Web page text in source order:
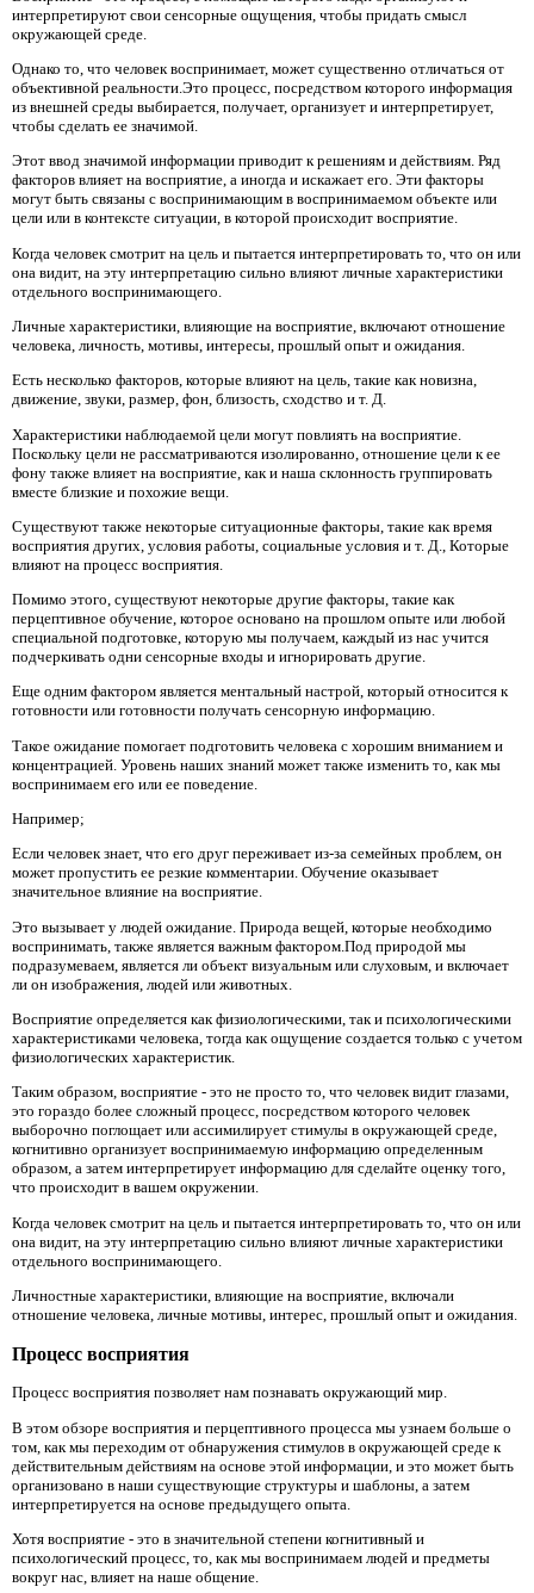
интерпретируют свои сенсорные ощущения, чтобы придать смысл
окружающей среде.
Однако то, что человек воспринимает, может существенно отличаться от
объективной реальности.Это процесс, посредством которого информация
из внешней среды выбирается, получает, организует и интерпретирует,
чтобы сделать ее значимой.
Этот ввод значимой информации приводит к решениям и действиям. Ряд
факторов влияет на восприятие, а иногда и искажает его. Эти факторы
могут быть связаны с воспринимающим в воспринимаемом объекте или
цели или в контексте ситуации, в которой происходит восприятие.
Когда человек смотрит на цель и пытается интерпретировать то, что он или
она видит, на эту интерпретацию сильно влияют личные характеристики
отдельного воспринимающего.
Личные характеристики, влияющие на восприятие, включают отношение
человека, личность, мотивы, интересы, прошлый опыт и ожидания.
Есть несколько факторов, которые влияют на цель, такие как новизна,
движение, звуки, размер, фон, близость, сходство и т. Д.
Характеристики наблюдаемой цели могут повлиять на восприятие.
Поскольку цели не рассматриваются изолированно, отношение цели к ее
фону также влияет на восприятие, как и наша склонность группировать
вместе близкие и похожие вещи.
Существуют также некоторые ситуационные факторы, такие как время
восприятия других, условия работы, социальные условия и т. Д., Которые
влияют на процесс восприятия.
Помимо этого, существуют некоторые другие факторы, такие как
перцептивное обучение, которое основано на прошлом опыте или любой
специальной подготовке, которую мы получаем, каждый из нас учится
подчеркивать одни сенсорные входы и игнорировать другие.
Еще одним фактором является ментальный настрой, который относится к
готовности или готовности получать сенсорную информацию.
Такое ожидание помогает подготовить человека с хорошим вниманием и
концентрацией. Уровень наших знаний может также изменить то, как мы
воспринимаем его или ее поведение.
Например;
Если человек знает, что его друг переживает из-за семейных проблем, он
может пропустить ее резкие комментарии. Обучение оказывает
значительное влияние на восприятие.
Это вызывает у людей ожидание. Природа вещей, которые необходимо
воспринимать, также является важным фактором.Под природой мы
подразумеваем, является ли объект визуальным или слуховым, и включает
ли он изображения, людей или животных.
Восприятие определяется как физиологическими, так и психологическими
характеристиками человека, тогда как ощущение создается только с учетом
физиологических характеристик.
Таким образом, восприятие - это не просто то, что человек видит глазами,
это гораздо более сложный процесс, посредством которого человек
выборочно поглощает или ассимилирует стимулы в окружающей среде,
когнитивно организует воспринимаемую информацию определенным
образом, а затем интерпретирует информацию для сделайте оценку того,
что происходит в вашем окружении.
Когда человек смотрит на цель и пытается интерпретировать то, что он или
она видит, на эту интерпретацию сильно влияют личные характеристики
отдельного воспринимающего.
Личностные характеристики, влияющие на восприятие, включали
отношение человека, личные мотивы, интерес, прошлый опыт и ожидания.
Процесс восприятия
Процесс восприятия позволяет нам познавать окружающий мир.
В этом обзоре восприятия и перцептивного процесса мы узнаем больше о
том, как мы переходим от обнаружения стимулов в окружающей среде к
действительным действиям на основе этой информации, и это может быть
организовано в наши существующие структуры и шаблоны, а затем
интерпретируется на основе предыдущего опыта.
Хотя восприятие - это в значительной степени когнитивный и
психологический процесс, то, как мы воспринимаем людей и предметы
вокруг нас, влияет на наше общение.